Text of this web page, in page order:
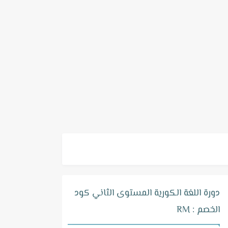
دورة اللغة الكورية المستوى الثاني كود
الخصم : RM